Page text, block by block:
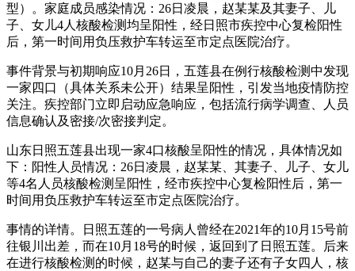
型）。家庭成员感染情况：26日凌晨，赵某某及其妻子、儿
子、女儿4人核酸检测均呈阳性，经日照市疾控中心复检阳性
后，第一时间用负压救护车转运至市定点医院治疗。
事件背景与初期响应10月26日，五莲县在例行核酸检测中发现
一家四口（具体关系未公开）结果呈阳性，引发当地疫情防控
关注。疾控部门立即启动应急响应，包括流行病学调查、人员
信息确认及密接/次密接判定。
山东日照五莲县出现一家4口核酸呈阳性的情况，具体情况如
下：阳性人员情况：26日凌晨，赵某某、其妻子、儿子、女儿
等4名人员核酸检测呈阳性，经市疾控中心复检阳性后，第一
时间用负压救护车转运至市定点医院治疗。
事情的详情。日照五莲的一号病人曾经在2021年的10月15号前
往银川出差，而在10月18号的时候，返回到了日照五莲。后来
在进行核酸检测的时候，赵某与自己的妻子还有子女四人，核